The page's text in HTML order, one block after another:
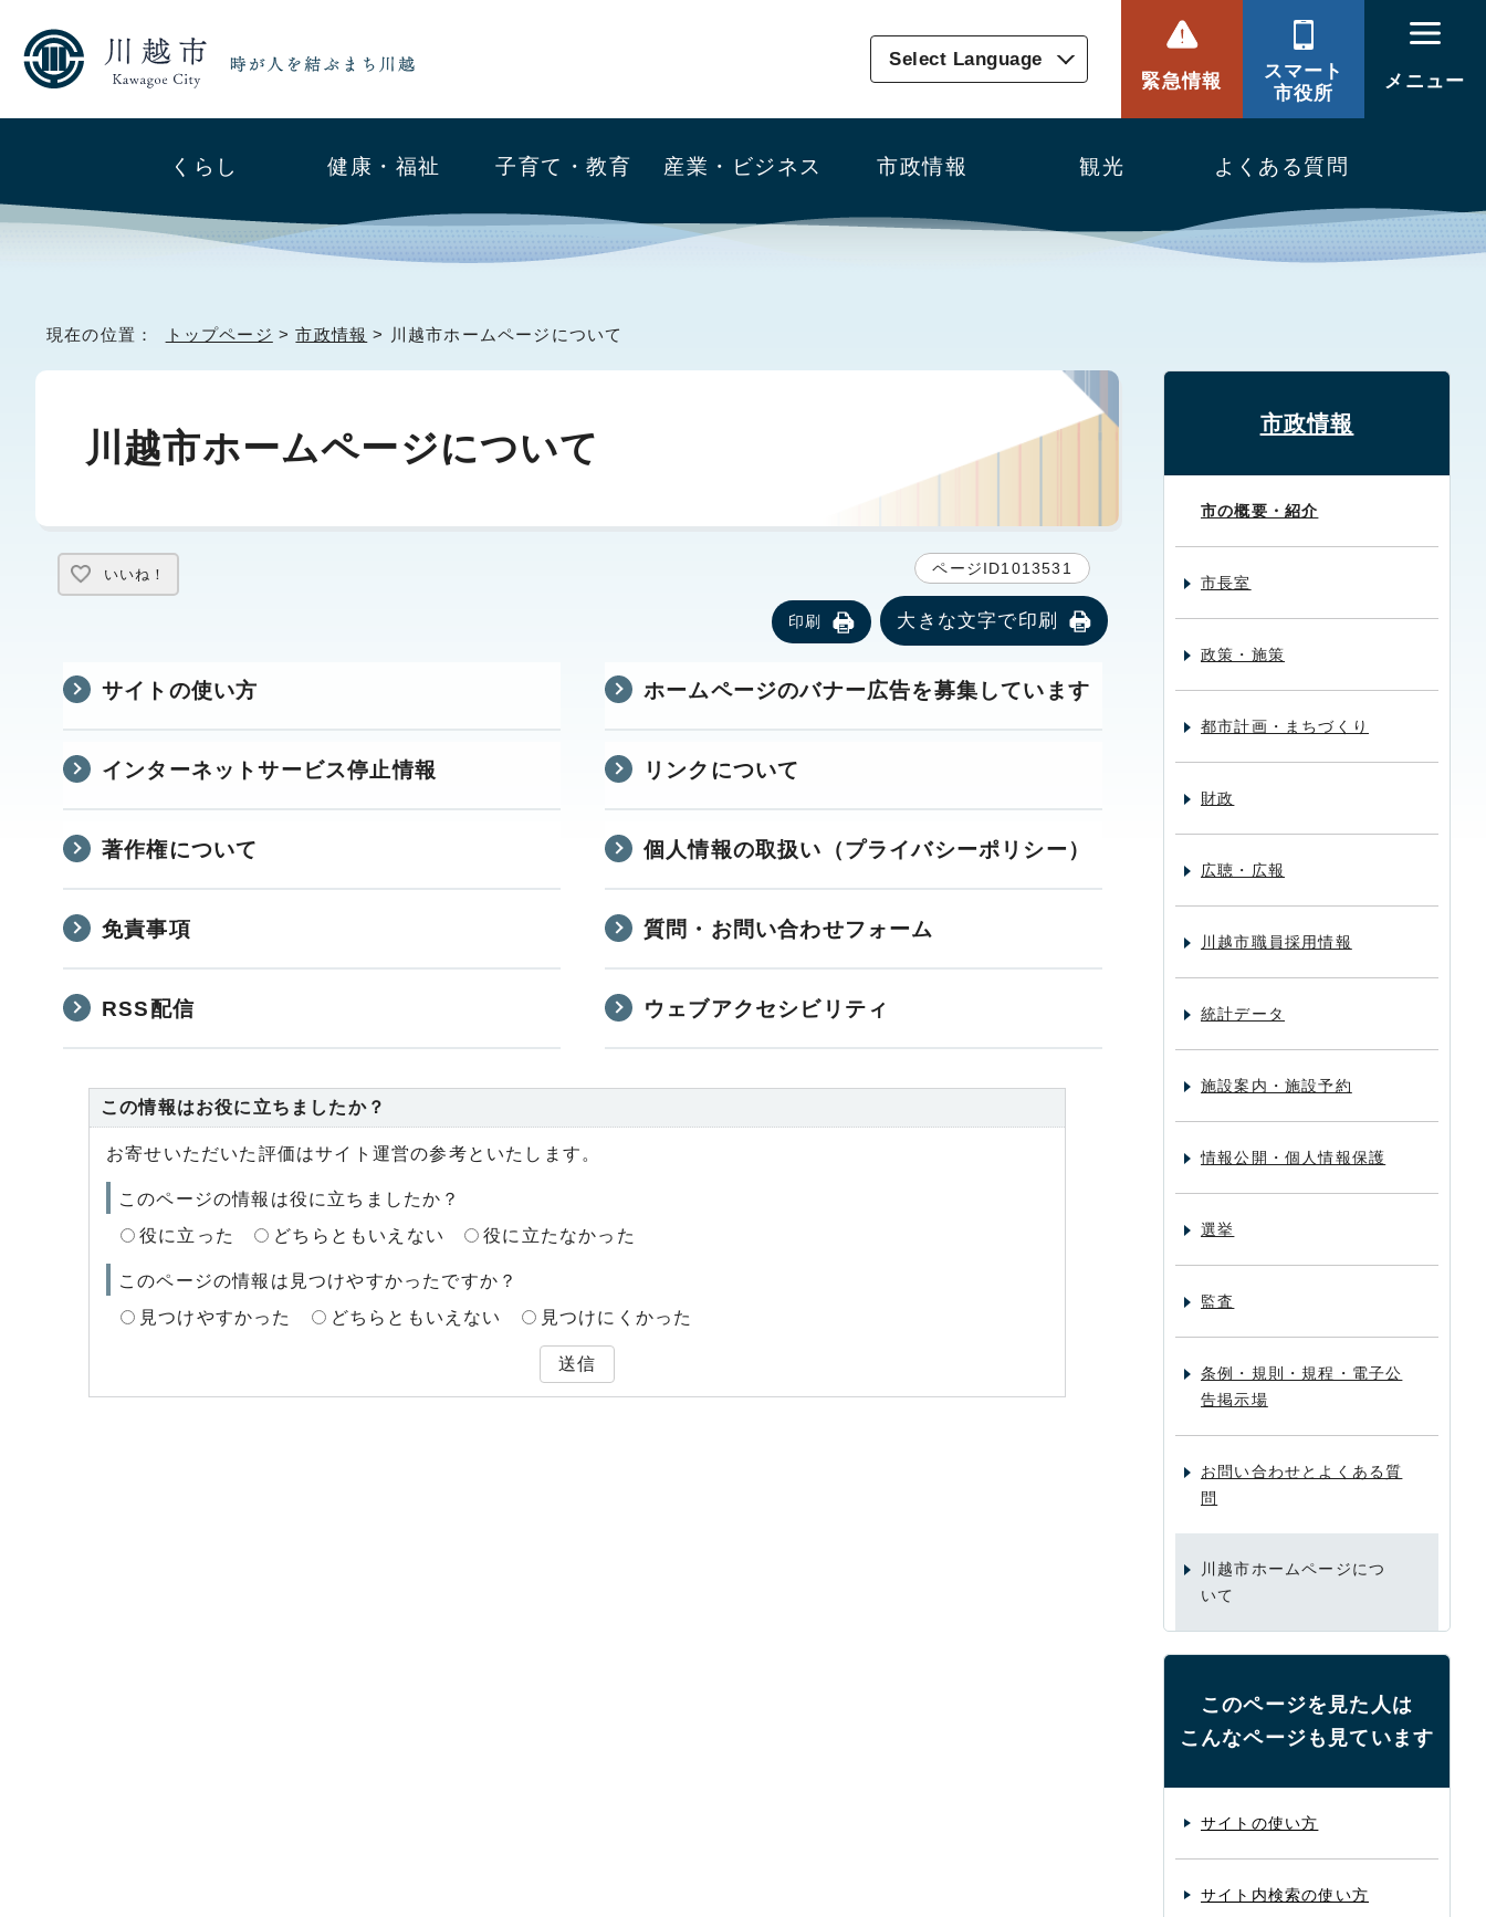
Select Language
緊急情報
スマート
市役所
メニュー
くらし 健康・福祉 子育て・教育 産業・ビジネス 市政情報 観光 よくある質問
現在の位置： トップページ >市政情報 > 川越市ホームページについて
川越市ホームページについて
いいね！ ページID1013531
印刷 大きな文字で印刷
サイトの使い方 ホームページのバナー広告を募集しています
インターネットサービス停止情報 リンクについて
著作権について 個人情報の取扱い（プライバシーポリシー）
免責事項 質問・お問い合わせフォーム
RSS配信 ウェブアクセシビリティ
この情報はお役に立ちましたか？
お寄せいただいた評価はサイト運営の参考といたします。
このページの情報は役に立ちましたか？
役に立った
どちらともいえない 役に立たなかった
このページの情報は見つけやすかったですか？
見つけやすかった
どちらともいえない 見つけにくかった
送信
市政情報
市の概要・紹介
市長室
政策・施策
都市計画・まちづくり
財政
広聴・広報
川越市職員採用情報
統計データ
施設案内・施設予約
情報公開・個人情報保護
選挙
監査
条例・規則・規程・電子公
告掲示場
お問い合わせとよくある質
問
川越市ホームページにつ
いて
このページを見た人は
こんなページも見ています
サイトの使い方
サイト内検索の使い方